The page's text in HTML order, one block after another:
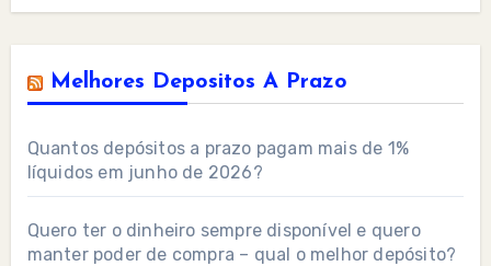
Melhores Depositos A Prazo
Quantos depósitos a prazo pagam mais de 1%
líquidos em junho de 2026?
Quero ter o dinheiro sempre disponível e quero
manter poder de compra – qual o melhor depósito?